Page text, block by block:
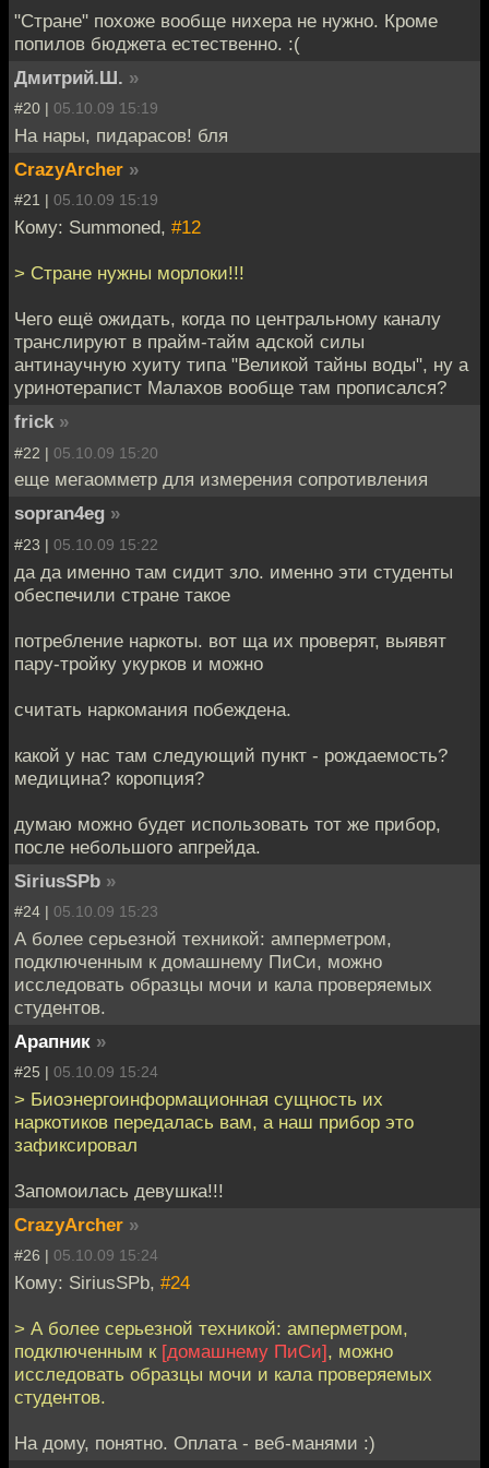
"Стране" похоже вообще нихера не нужно. Кроме
попилов бюджета естественно. :(
Дмитрий.Ш. »
#20 | 05.10.09 15:19
На нары, пидарасов! бля
CrazyArcher »
#21 | 05.10.09 15:19
Кому: Summoned, #12
> Стране нужны морлоки!!!
Чего ещё ожидать, когда по центральному каналу
транслируют в прайм-тайм адской силы
антинаучную хуиту типа "Великой тайны воды", ну а
уринотерапист Малахов вообще там прописался?
frick »
#22 | 05.10.09 15:20
еще мегаомметр для измерения сопротивления
sopran4eg »
#23 | 05.10.09 15:22
да да именно там сидит зло. именно эти студенты
обеспечили стране такое
потребление наркоты. вот ща их проверят, выявят
пару-тройку укурков и можно
считать наркомания побеждена.
какой у нас там следующий пункт - рождаемость?
медицина? коропция?
думаю можно будет использовать тот же прибор,
после небольшого апгрейда.
SiriusSPb »
#24 | 05.10.09 15:23
А более серьезной техникой: амперметром,
подключенным к домашнему ПиСи, можно
исследовать образцы мочи и кала проверяемых
студентов.
Арапник »
#25 | 05.10.09 15:24
> Биоэнергоинформационная сущность их
наркотиков передалась вам, а наш прибор это
зафиксировал
Запомоилась девушка!!!
CrazyArcher »
#26 | 05.10.09 15:24
Кому: SiriusSPb, #24
> А более серьезной техникой: амперметром,
подключенным к [домашнему ПиСи], можно
исследовать образцы мочи и кала проверяемых
студентов.
На дому, понятно. Оплата - веб-манями :)